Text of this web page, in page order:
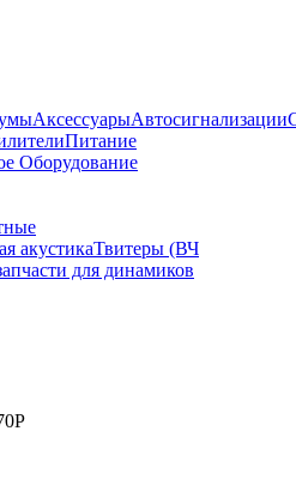
АксессуарыАвтосигнализации
Питание
Оборудование
акустикаТвитеры (ВЧ
для динамиков